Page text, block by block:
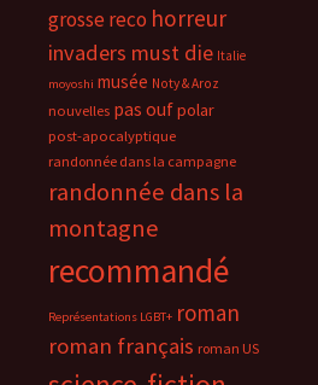
grosse reco horreur
invaders must die Italie
moyoshi musée Noty & Aroz
nouvelles pas oufpolar
post-apocalyptique
randonnée dans la campagne
randonnée dans la
montagne
recommandé
Représentations LGBT+ roman
roman français roman US